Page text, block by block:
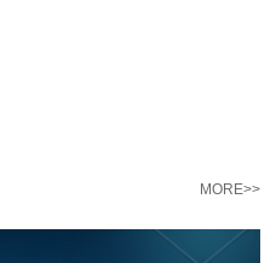
MORE>>